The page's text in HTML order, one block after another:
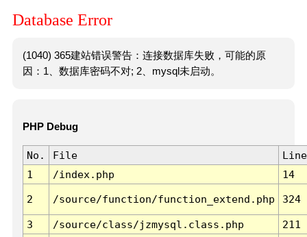
Database Error
(1040) 365建站错误警告：连接数据库失败，可能的原
因：1、数据库密码不对; 2、mysql未启动。
PHP Debug
No. File
Line
1
/index.php 14
2 /source/function/function_extend.php 324
3 /source/class/jzmysql.class.php
211